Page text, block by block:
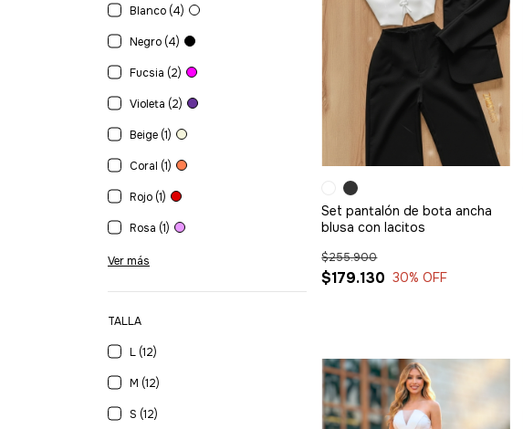
Blanco (4)
Negro (4)
Fucsia (2)
Violeta (2)
Beige (1)
Coral (1)
Rojo (1)
Rosa (1)
Ver más
TALLA
L (12)
M (12)
S (12)
Set pantalón de bota ancha
blusa con lacitos
$179.130
$255.900
30% OFF